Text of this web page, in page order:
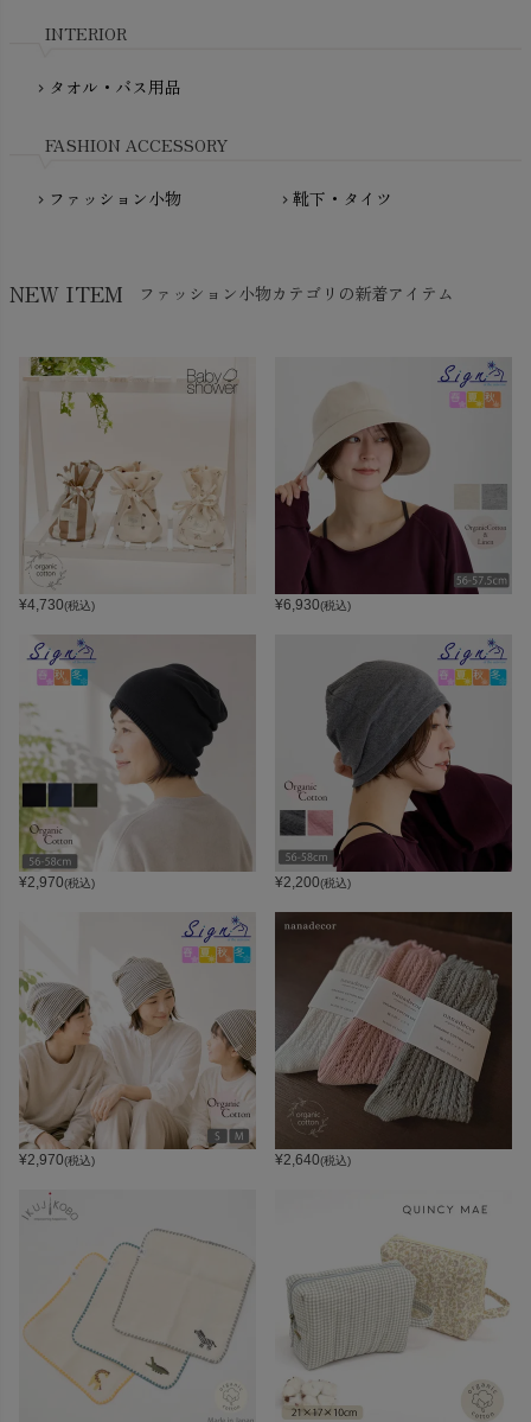
NewNative（ニューネイティブ）
INTERIOR
chevron_right タオル・バス用品
FASHION ACCESSORY
chevron_right ファッション小物 chevron_right 靴下・タイツ
NEW ITEM ファッション小物カテゴリの新着アイテム
¥4,730(税込) ¥6,930(税込)
¥2,970(税込) ¥2,200(税込)
¥2,970(税込) ¥2,640(税込)